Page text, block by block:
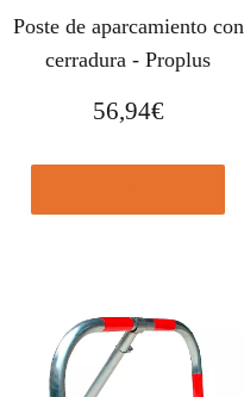
Poste de aparcamiento con
cerradura - Proplus
56,94€